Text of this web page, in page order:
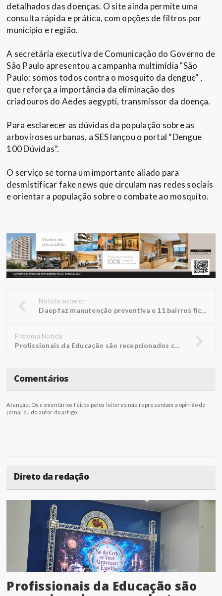
detalhados das doenças. O site ainda permite uma
consulta rápida e prática, com opções de filtros por
município e região.
A secretária executiva de Comunicação do Governo de
São Paulo apresentou a campanha multimídia "São
Paulo: somos todos contra o mosquito da dengue" ,
que reforça a importância da eliminação dos
criadouros do Aedes aegypti, transmissor da doença.
Para esclarecer as dúvidas da população sobre as
arboviroses urbanas, a SES lançou o portal “Dengue
100 Dúvidas”.
O serviço se torna um importante aliado para
desmistificar fake news que circulam nas redes sociais
e orientar a população sobre o combate ao mosquito.
Notícia anterior
Daep faz manutenção preventiva e 11 bairros ficam sem água
Próxima Notícia
Profissionais da Educação são recepcionados com palestra performática
Comentários
Atenção: Os comentários feitos pelos leitores não representam a opinião do
jornal ou do autor do artigo.
Direto da redação
Profissionais da Educação são